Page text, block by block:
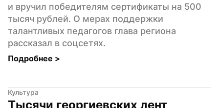
и вручил победителям сертификаты на 500
тысяч рублей. О мерах поддержки
талантливых педагогов глава региона
рассказал в соцсетях.
Подробнее >
Культура
Тысячи георгиевских лент